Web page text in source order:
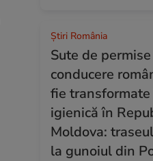
Știri România
Sute de
conducere
fie
igienică în
Moldova:
la gunoiul din